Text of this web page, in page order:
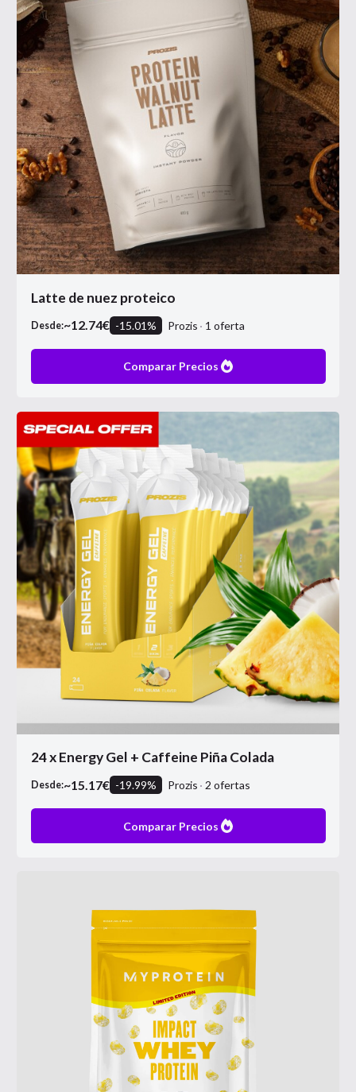
Latte de nuez proteico
Desde:~12.74€ -15.01% Prozis 1 oferta
Comparar Precios
24 x Energy Gel + Caffeine Piña Colada
Desde:~15.17€ -19.99% Prozis 2 ofertas
Comparar Precios